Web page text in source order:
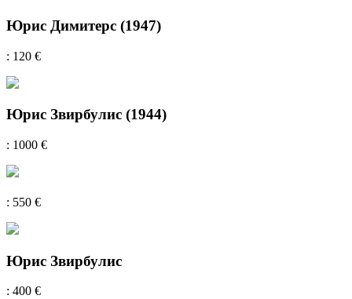
Юрис Димитерс (1947)
: 120 €
Юрис Звирбулис (1944)
: 1000 €
: 550 €
Юрис Звирбулис
: 400 €